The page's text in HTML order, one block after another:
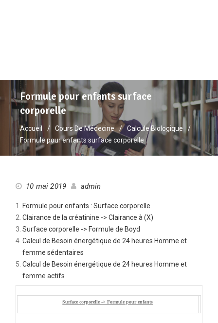
Formule pour enfants surface
corporelle
Accueil Cours De Médecine
Calcule Biologique
Formule pour enfants surface corporelle
10 mai 2019 admin
Formule pour enfants : Surface corporelle
Clairance de la créatinine -> Clairance à (X)
Surface corporelle -> Formule de Boyd
Calcul de Besoin énergétique de 24 heures Homme et
femme sédentaires
Calcul de Besoin énergétique de 24 heures Homme et
femme actifs
Surface corporelle -> Formule pour enfants